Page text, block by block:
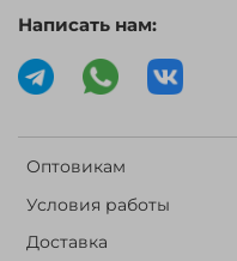
Оптовикам
Условия работы
Доставка
Написать нам: